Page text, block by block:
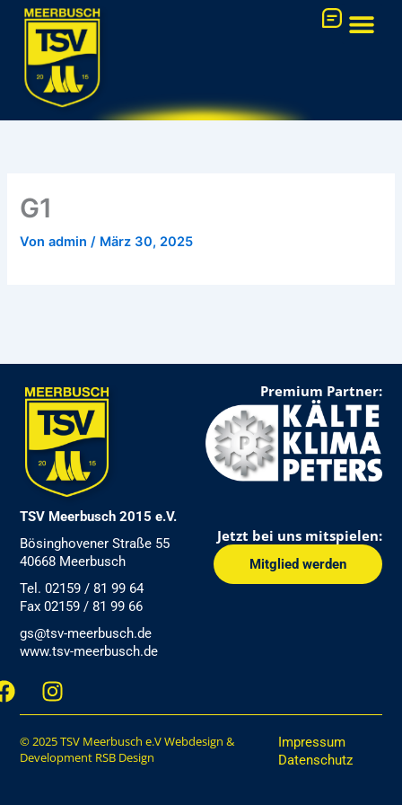
Zum
springen
G1
Vonadmin/ März 30, 2025
TSV Meerbusch 2015 e.V.
Bösinghovener Straße 55
40668 Meerbusch
Tel. 02159 / 81 99 64
Fax 02159 / 81 99 66
gs@tsv-meerbusch.de
www.tsv-meerbusch.de
F
a
I
n
s
t
a
Premium Partner:
Jetzt bei uns mitspielen:
Mitglied werden
© 2025 TSV Meerbusch e.V Webdesign &
Development RSB Design
Impressum
Datenschutz